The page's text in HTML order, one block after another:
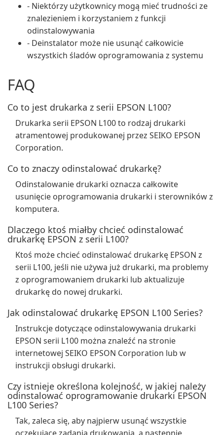
- Niektórzy użytkownicy mogą mieć trudności ze
znalezieniem i korzystaniem z funkcji
odinstalowywania
- Deinstalator może nie usunąć całkowicie
wszystkich śladów oprogramowania z systemu
FAQ
Co to jest drukarka z serii EPSON L100?
Drukarka serii EPSON L100 to rodzaj drukarki
atramentowej produkowanej przez SEIKO EPSON
Corporation.
Co to znaczy odinstalować drukarkę?
Odinstalowanie drukarki oznacza całkowite
usunięcie oprogramowania drukarki i sterowników z
komputera.
Dlaczego ktoś miałby chcieć odinstalować
drukarkę EPSON z serii L100?
Ktoś może chcieć odinstalować drukarkę EPSON z
serii L100, jeśli nie używa już drukarki, ma problemy
z oprogramowaniem drukarki lub aktualizuje
drukarkę do nowej drukarki.
Jak odinstalować drukarkę EPSON L100 Series?
Instrukcje dotyczące odinstalowywania drukarki
EPSON serii L100 można znaleźć na stronie
internetowej SEIKO EPSON Corporation lub w
instrukcji obsługi drukarki.
Czy istnieje określona kolejność, w jakiej należy
odinstalować oprogramowanie drukarki EPSON
L100 Series?
Tak, zaleca się, aby najpierw usunąć wszystkie